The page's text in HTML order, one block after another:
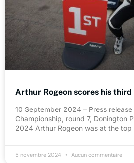
Arthur Rogeon scores his
10 September 2024 – Press
Championship, round 7, Donington
2024 Arthur Rogeon was at the top
5 novembre 2024 Aucun commentaire